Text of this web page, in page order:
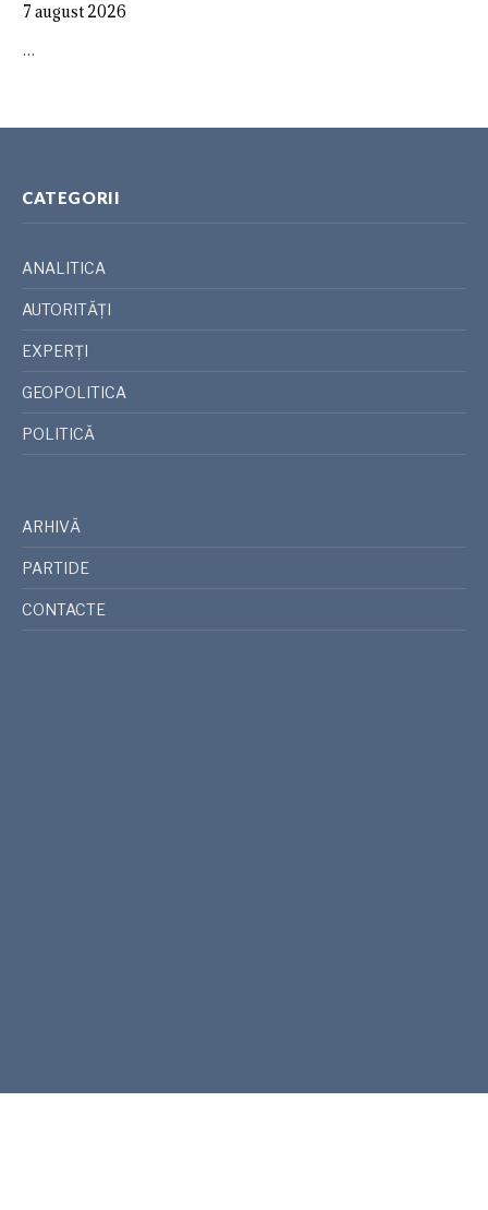
7 august 2026
…
CATEGORII
ANALITICA
AUTORITĂȚI
EXPERȚI
GEOPOLITICA
POLITICĂ
ARHIVĂ
PARTIDE
CONTACTE